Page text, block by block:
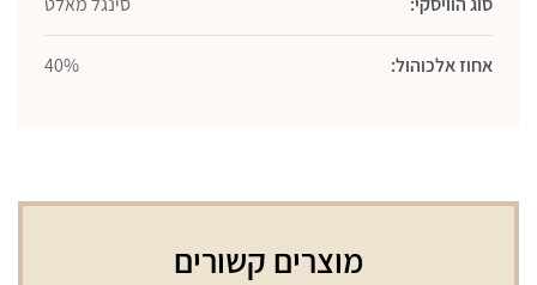
אחוז אלכוהול: 40%
מוצרים קשורים